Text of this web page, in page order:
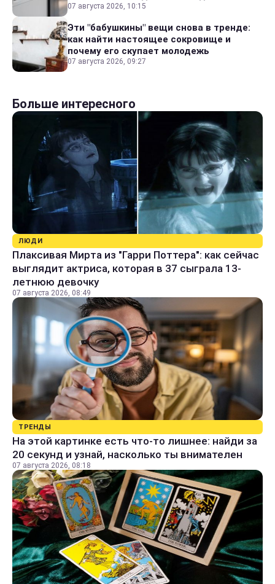
07 августа 2026, 10:15
Эти "бабушкины" вещи снова в тренде:
как найти настоящее сокровище и
почему его скупает молодежь
07 августа 2026, 09:27
Больше интересного
ЛЮДИ
Плаксивая Мирта из "Гарри Поттера": как сейчас
выглядит актриса, которая в 37 сыграла 13-
летнюю девочку
07 августа 2026, 08:49
ТРЕНДЫ
На этой картинке есть что-то лишнее: найди за
20 секунд и узнай, насколько ты внимателен
07 августа 2026, 08:18